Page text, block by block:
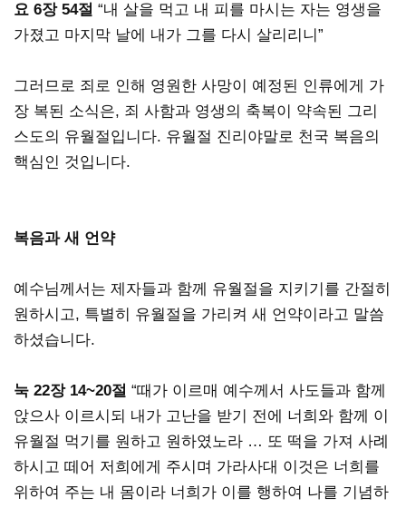
요 6장 54절 “내 살을 먹고 내 피를 마시는 자는 영생을
가졌고 마지막 날에 내가 그를 다시 살리리니”
그러므로 죄로 인해 영원한 사망이 예정된 인류에게 가
장 복된 소식은, 죄 사함과 영생의 축복이 약속된 그리
스도의 유월절입니다. 유월절 진리야말로 천국 복음의
핵심인 것입니다.
복음과 새 언약
예수님께서는 제자들과 함께 유월절을 지키기를 간절히
원하시고, 특별히 유월절을 가리켜 새 언약이라고 말씀
하셨습니다.
눅 22장 14~20절 “때가 이르매 예수께서 사도들과 함께
앉으사 이르시되 내가 고난을 받기 전에 너희와 함께 이
유월절 먹기를 원하고 원하였노라 … 또 떡을 가져 사례
하시고 떼어 저희에게 주시며 가라사대 이것은 너희를
위하여 주는 내 몸이라 너희가 이를 행하여 나를 기념하